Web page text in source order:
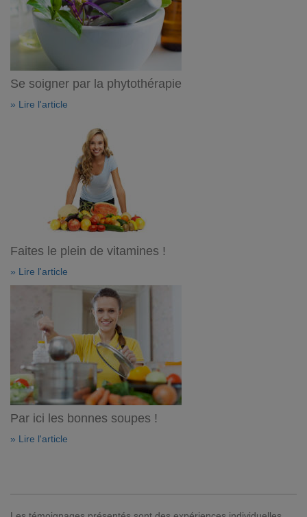
Se soigner par la phytothérapie
» Lire l'article
Faites le plein de vitamines !
» Lire l'article
Par ici les bonnes soupes !
» Lire l'article